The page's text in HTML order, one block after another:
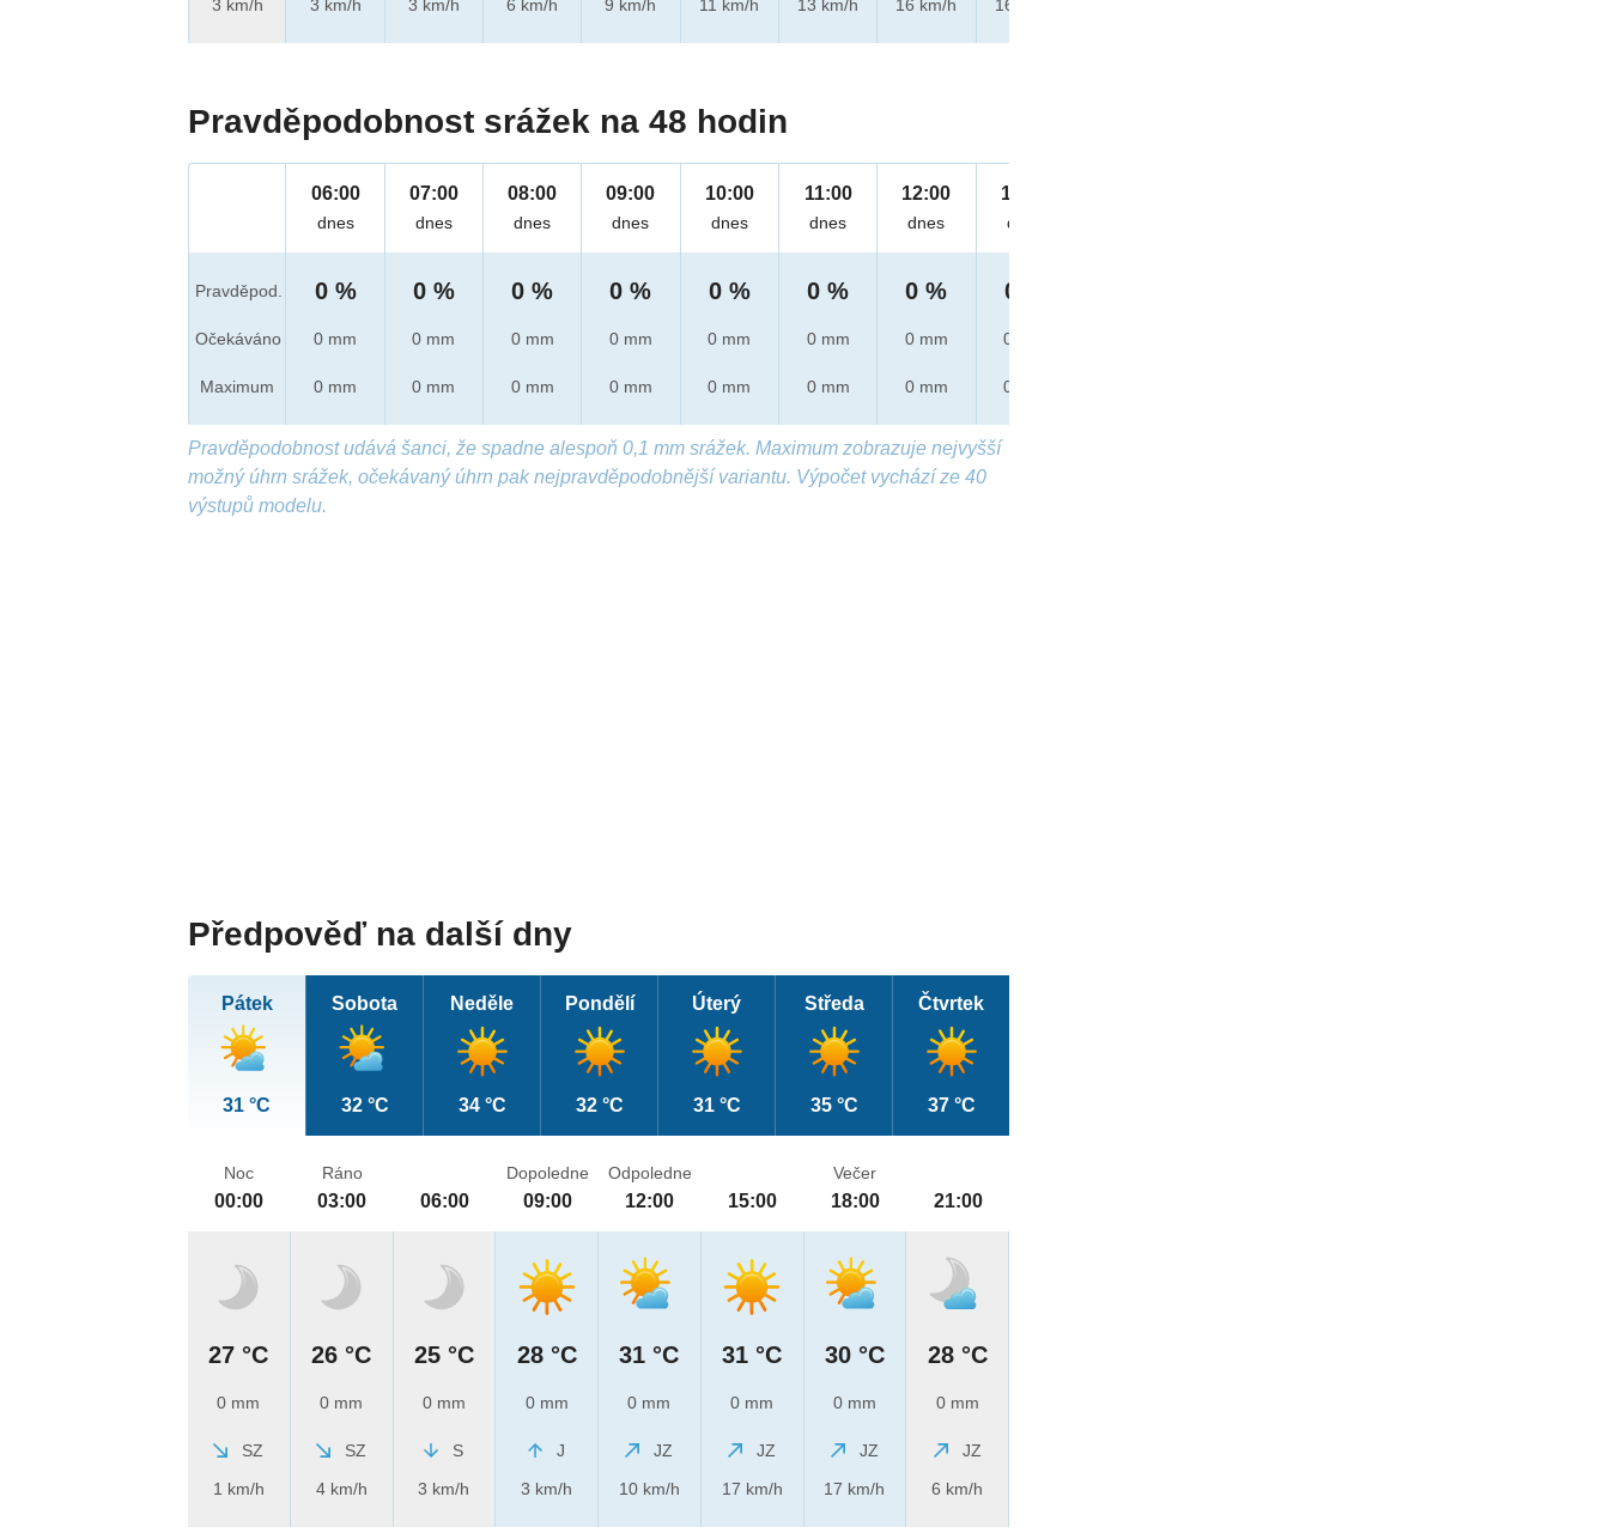
3 km/h
3 km/h
3 km/h
6 km/h
9 km/h
11 km/h
13 km/h
16 km/h
16 km/h
Pravděpodobnost srážek na 48 hodin
Pravděpod.
Očekáváno
Maximum
06:00
dnes
0 %
0 mm
0 mm
07:00
dnes
0 %
0 mm
0 mm
08:00
dnes
0 %
0 mm
0 mm
09:00
dnes
0 %
0 mm
0 mm
10:00
dnes
0 %
0 mm
0 mm
11:00
dnes
0 %
0 mm
0 mm
12:00
dnes
0 %
0 mm
0 mm
13:00
dnes
0 %
0 mm
0 mm
Pravděpodobnost udává šanci, že spadne alespoň 0,1 mm srážek. Maximum zobrazuje nejvyšší
možný úhrn srážek, očekávaný úhrn pak nejpravděpodobnější variantu. Výpočet vychází ze 40
výstupů modelu.
Předpověď na další dny
Pátek
31 °C
Sobota
32 °C
Neděle
34 °C
Pondělí
32 °C
Úterý
31 °C
Středa
35 °C
Čtvrtek
37 °C
Noc
00:00
27 °C
0 mm
SZ
1 km/h
Ráno
03:00
26 °C
0 mm
SZ
4 km/h
06:00
25 °C
0 mm
S
3 km/h
Dopoledne
09:00
28 °C
0 mm
J
3 km/h
Odpoledne
12:00
31 °C
0 mm
JZ
10 km/h
15:00
31 °C
0 mm
JZ
17 km/h
Večer
18:00
30 °C
0 mm
JZ
17 km/h
21:00
28 °C
0 mm
JZ
6 km/h